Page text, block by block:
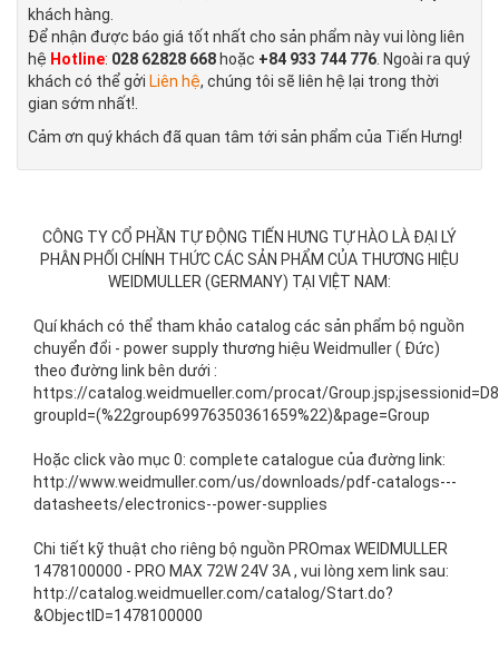
khách hàng.
Để nhận được báo giá tốt nhất cho sản phẩm này vui lòng liên
hệ Hotline: 028 62828 668 hoặc +84 933 744 776. Ngoài ra quý
khách có thể gởi Liên hệ, chúng tôi sẽ liên hệ lại trong thời
gian sớm nhất!.
Cảm ơn quý khách đã quan tâm tới sản phẩm của Tiến Hưng!
CÔNG TY CỔ PHẦN TỰ ĐỘNG TIẾN HƯNG TỰ HÀO LÀ ĐẠI LÝ
PHÂN PHỐI CHÍNH THỨC CÁC SẢN PHẨM CỦA THƯƠNG HIỆU
WEIDMULLER (GERMANY) TẠI VIỆT NAM:
Quí khách có thể tham khảo catalog các sản phẩm bộ nguồn
chuyển đổi - power supply thương hiệu Weidmuller ( Đức)
theo đường link bên dưới :
https://catalog.weidmueller.com/procat/
groupId=(%22group69976350361659%22)&page=Group
Hoặc click vào mục 0: complete catalogue của đường link:
http://www.weidmuller.com/us/downloads/pdf-catalogs---
datasheets/electronics--power-supplies
Chi tiết kỹ thuật cho riêng bộ nguồn PROmax WEIDMULLER
1478100000 - PRO MAX 72W 24V 3A , vui lòng xem link sau:
http://catalog.weidmueller.com/catalog/Start.do?
&ObjectID=1478100000